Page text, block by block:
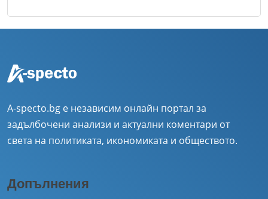
A-specto.bg е независим онлайн портал за
задълбочени анализи и актуални коментари от
света на политиката, икономиката и обществото.
Допълнения